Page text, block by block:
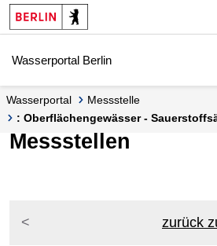
Springe zur Navigation
Springe zum Inhalt
Wasserportal Berlin
Wasserportal
Messstelle
: Oberflächengewässer -
Messstellen
zurück